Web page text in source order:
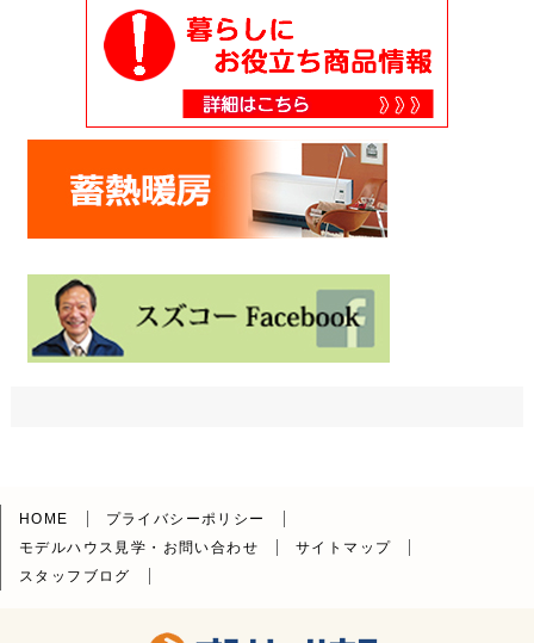
HOME
プライバシーポリシー
モデルハウス見学・お問い合わせ
サイトマップ
スタッフブログ